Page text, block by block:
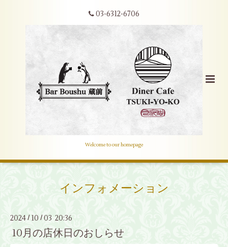
03-6312-6706
Welcome to our homepage
インフォメーション
2024 / 10 / 03 20:36
10月の店休日のおしらせ